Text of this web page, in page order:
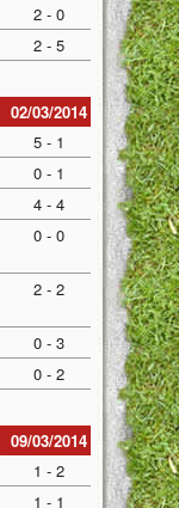
2 - 0
2 - 5
02/03/2014
5 - 1
0 - 1
4 - 4
0 - 0
2 - 2
0 - 3
0 - 2
09/03/2014
1 - 2
1 - 1